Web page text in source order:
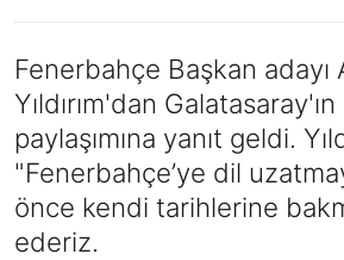
Fenerbahçe Başkan adayı
Yıldırım'dan
paylaşımına yanıt geldi.
"Fenerbahçe’ye dil
önce kendi tarihlerine
ederiz.